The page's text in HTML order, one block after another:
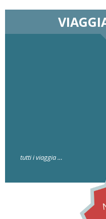
tutti i viaggia …